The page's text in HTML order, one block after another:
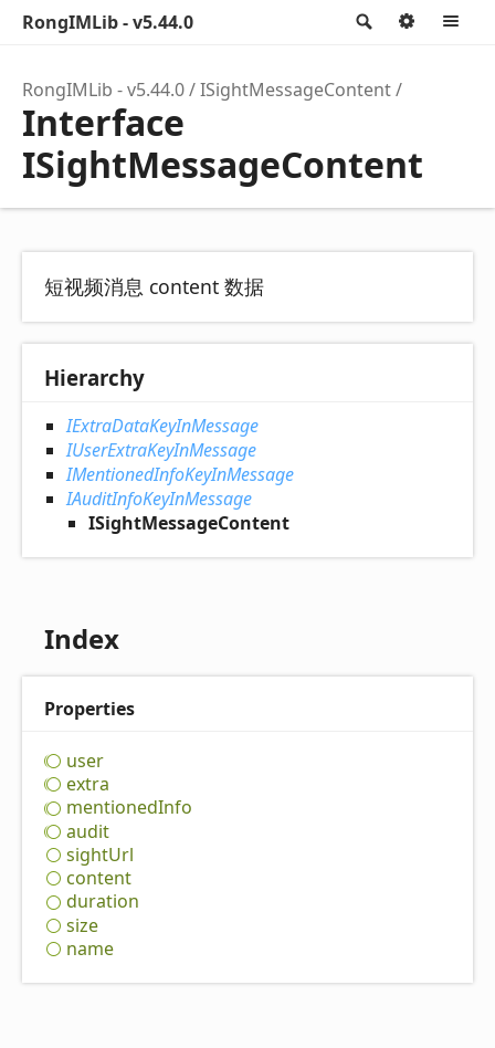
Search
RongIMLib - v5.44.0 Options
RongIMLib - v5.44.0 ISightMessageContent
Interface
ISightMessageContent
短视频消息 content 数据
Hierarchy
IExtraDataKeyInMessage
IUserExtraKeyInMessage
IMentionedInfoKeyInMessage
IAuditInfoKeyInMessage
ISightMessageContent
Index
Properties
user
extra
mentionedInfo
audit
sightUrl
content
duration
size
name